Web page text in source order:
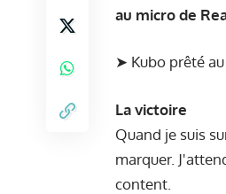
au micro de
➤ Kubo prêté
La victoire
Quand je suis
marquer.
content.